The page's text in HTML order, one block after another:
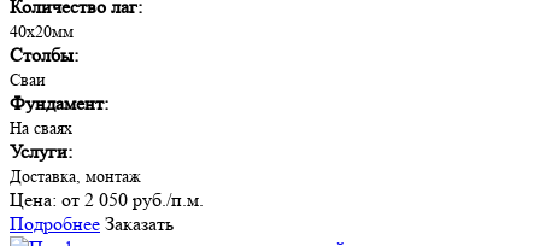
Количество лаг:
40х20мм
Столбы:
Сваи
Фундамент:
На сваях
Услуги:
Доставка, монтаж
Цена: от 2 050 руб./п.м.
Подробнее Заказать